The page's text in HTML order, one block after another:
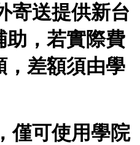
寄送提供新台
助，若實際費
，差額須由學
僅可使用學院